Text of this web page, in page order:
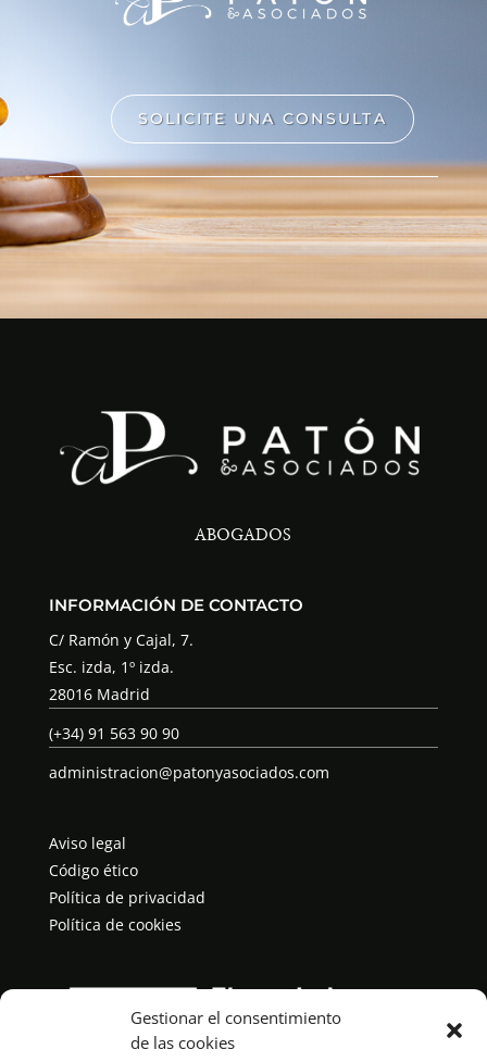
Gestionar el consentimiento
de las cookies
SOLICITE UNA CONSULTA
ABOGADOS
INFORMACIÓN DE CONTACTO
C/ Ramón y Cajal, 7.
Esc. izda, 1º izda.
28016 Madrid
(+34) 91 563 90 90
administracion@patonyasociados.com
Aviso legal
Código ético
Política de privacidad
Política de cookies